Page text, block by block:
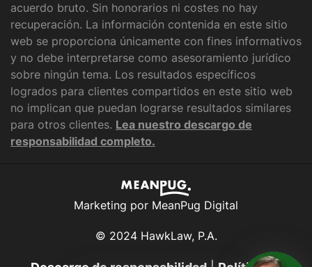
acuerdo bruto. Sin honorarios ni costes no hay
recuperación. La información contenida en este sitio
web se proporciona únicamente con fines informativos
y no debe interpretarse como asesoramiento jurídico
sobre ningún tema. Los resultados específicos
logrados para clientes compartidos en este sitio web
no implican que puedan lograrse resultados similares
para otros clientes. Lea nuestro descargo de
responsabilidad completo.
Marketing por MeanPug Digital
© 2024 HawkLaw, P.A.